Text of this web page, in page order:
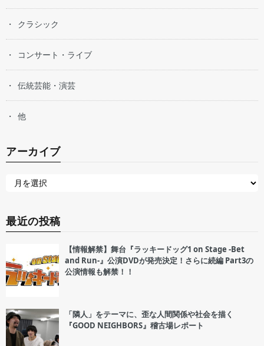
クラシック
コンサート・ライブ
伝統芸能・演芸
他
アーカイブ
最近の投稿
【情報解禁】舞台『ラッキードッグ1 on Stage -Bet
and Run-』公演DVDが発売決定！さらに続編 Part3の
公演情報も解禁！！
「隣人」をテーマに、歪な人間関係や社会を描く
『GOOD NEIGHBORS』稽古場レポート